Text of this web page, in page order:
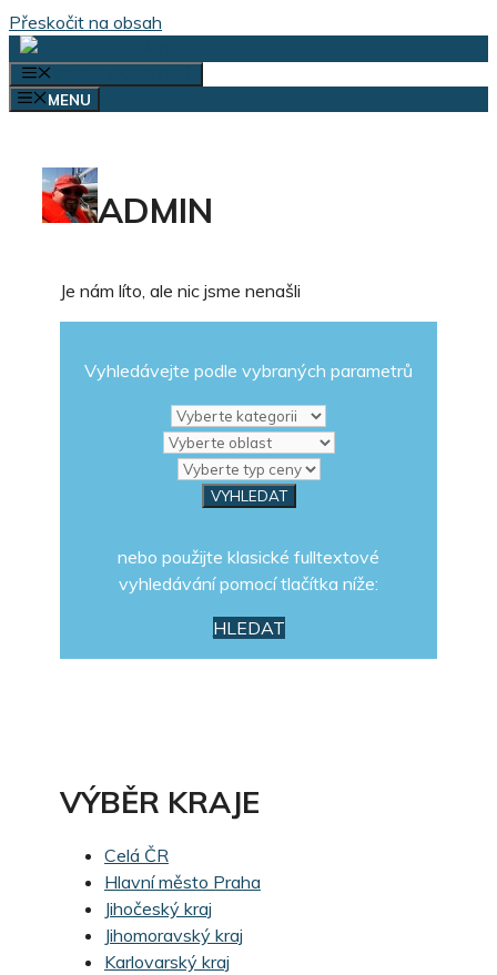
Přeskočit na obsah
MENU
ADMIN
Je nám líto, ale nic jsme nenašli
Vyhledávejte podle vybraných parametrů
nebo použijte klasické fulltextové
vyhledávání pomocí tlačítka níže:
HLEDAT
VÝBĚR KRAJE
Celá ČR
Hlavní město Praha
Jihočeský kraj
Jihomoravský kraj
Karlovarský kraj